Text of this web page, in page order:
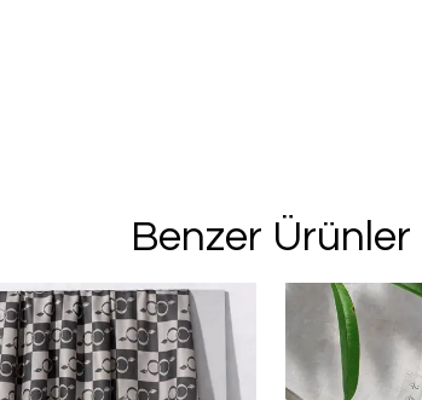
Benzer Ürünler
E-posta adresinizi
edersiniz ve Gizlilik